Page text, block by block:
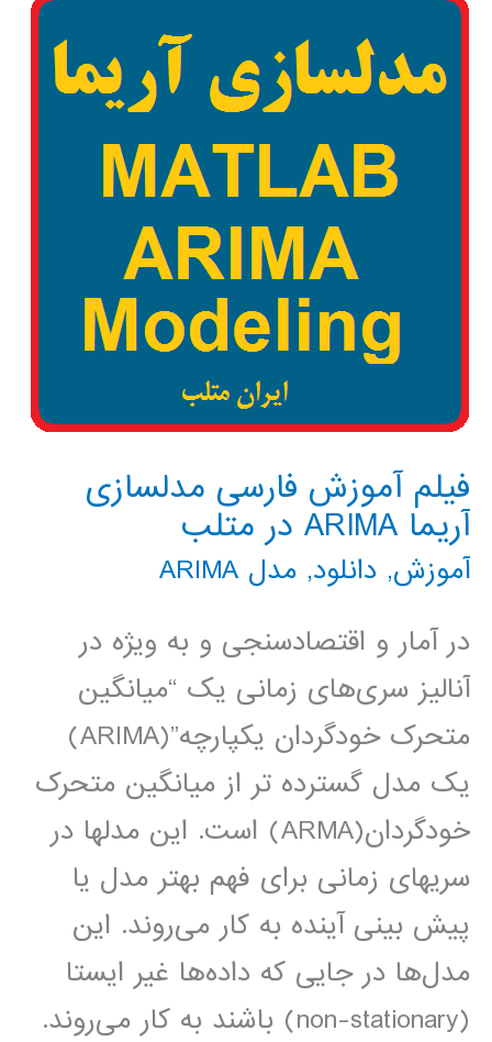
در
سیستم
ارتباطی
MATLAB
و
فیلم آموزش فارسی مدلسازی
آریما ARIMA در متلب
آموزش, دانلود, مدل ARIMA
در آمار و اقتصادسنجی و به ویژه در
آنالیز سری‌های زمانی یک “میانگین
متحرک خودگردان یکپارچه”(ARIMA)
یک مدل گسترده تر از میانگین متحرک
خودگردان(ARMA) است. این مدلها در
سریهای زمانی برای فهم بهتر مدل یا
پیش بینی آینده به کار می‌روند. این
مدل‌ها در جایی که داده‌ها غیر ایستا
(non-stationary) باشند به کار می‌روند.